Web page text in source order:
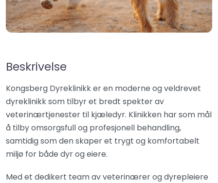
Beskrivelse
Kongsberg Dyreklinikk er en moderne og veldrevet
dyreklinikk som tilbyr et bredt spekter av
veterinærtjenester til kjæledyr. Klinikken har som mål
å tilby omsorgsfull og profesjonell behandling,
samtidig som den skaper et trygt og komfortabelt
miljø for både dyr og eiere.
Med et dedikert team av veterinærer og dyrepleiere